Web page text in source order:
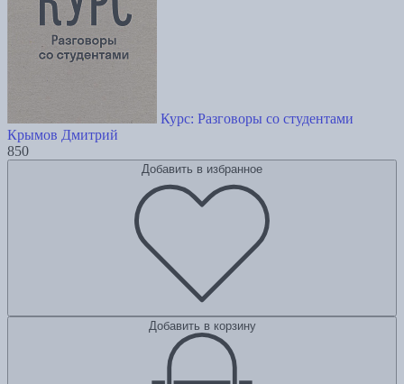
Курс: Разговоры со студентами
Крымов Дмитрий
850
Добавить в избранное
Добавить в корзину